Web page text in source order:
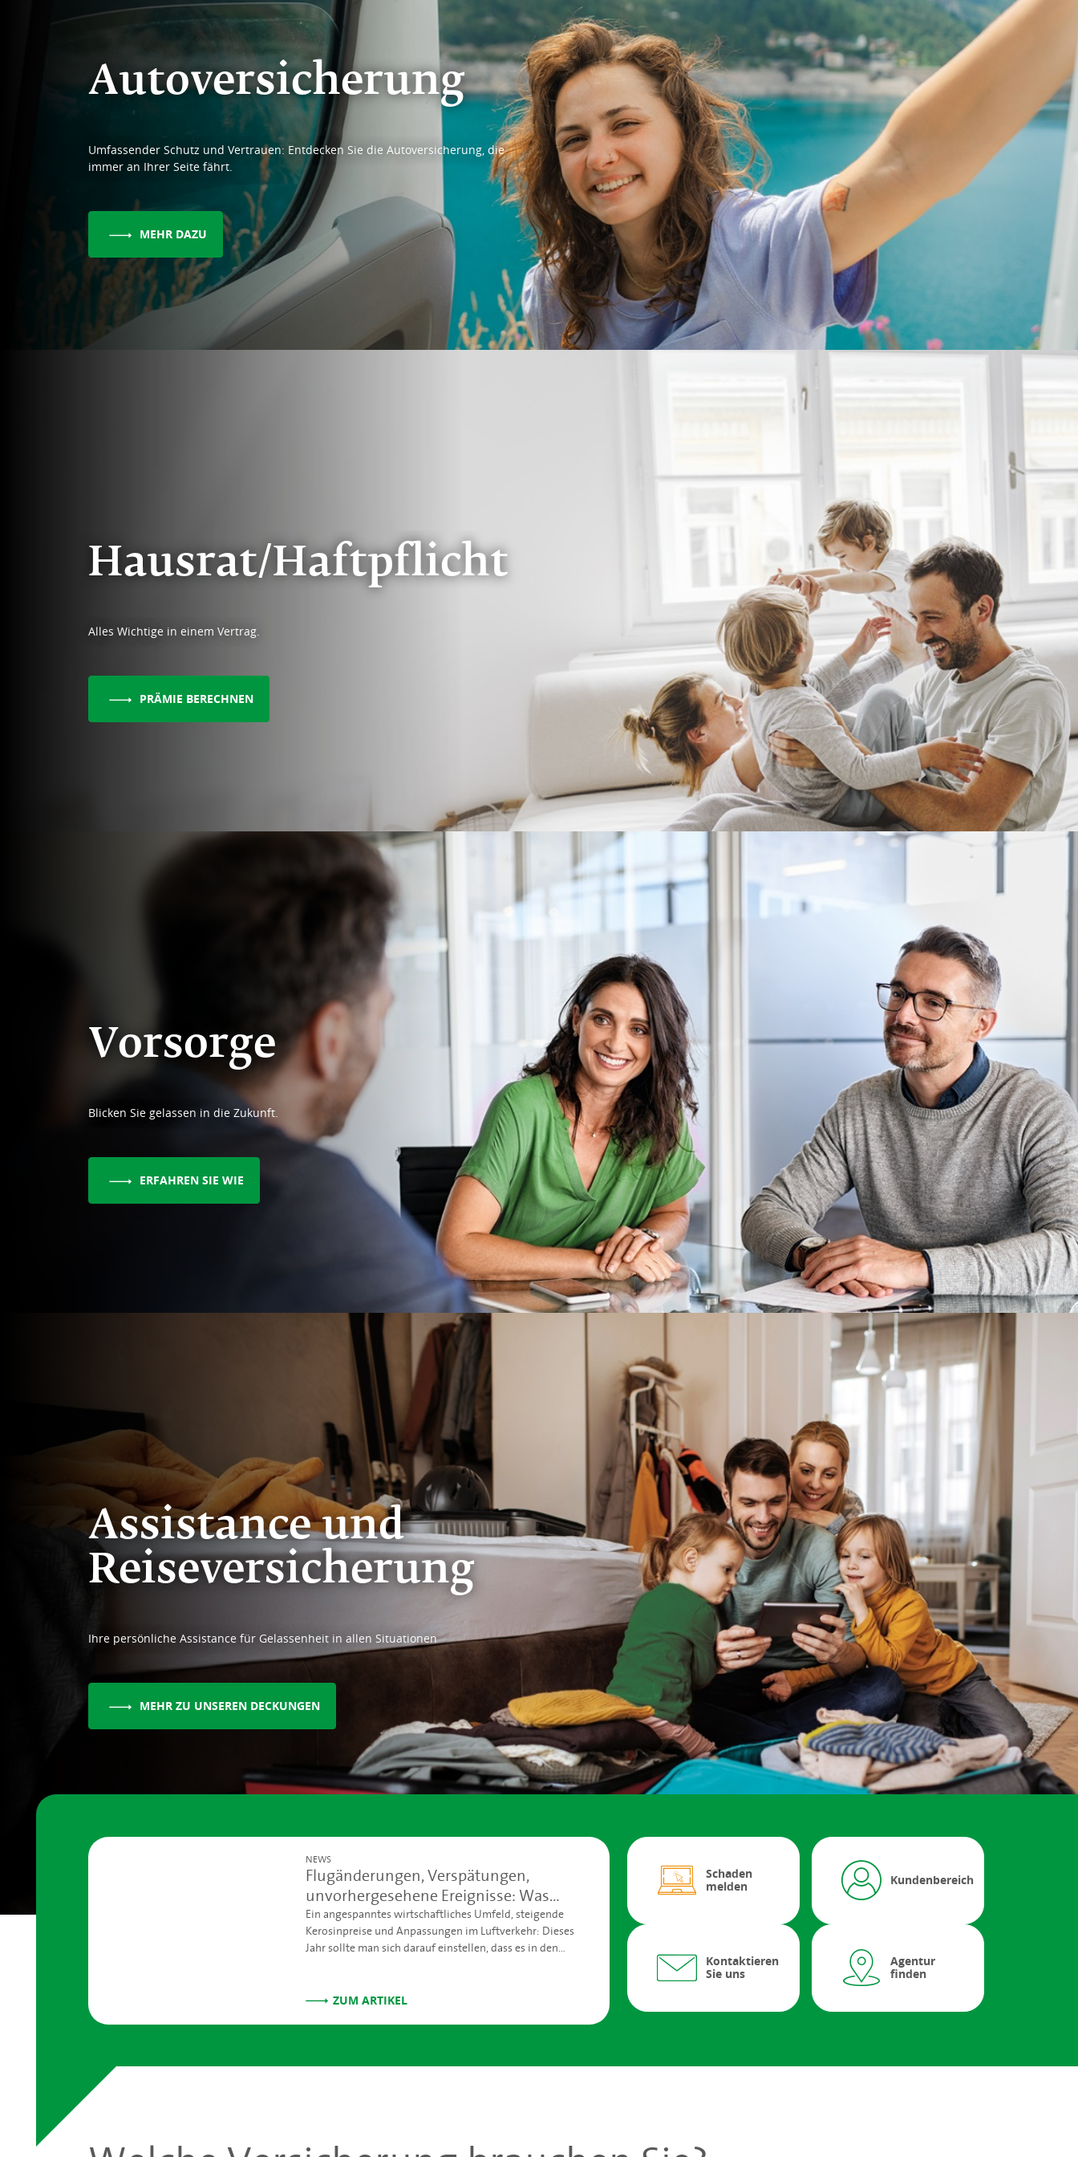
Autoversicherung
Umfassender Schutz und Vertrauen: Entdecken Sie die Autoversicherung, die
immer an Ihrer Seite fährt.
MEHR DAZU
Hausrat/Haftpflicht
Alles Wichtige in einem Vertrag.
PRÄMIE BERECHNEN
Vorsorge
Blicken Sie gelassen in die Zukunft.
ERFAHREN SIE WIE
Assistance und
Reiseversicherung
Ihre persönliche Assistance für Gelassenheit in allen Situationen
MEHR ZU UNSEREN DECKUNGEN
NEWS
Flugänderungen, Verspätungen,
unvorhergesehene Ereignisse: Was
erwartet uns im Sommer?
Ein angespanntes wirtschaftliches Umfeld, steigende
Kerosinpreise und Anpassungen im Luftverkehr: Dieses
Jahr sollte man sich darauf einstellen, dass es in den
über die Folgen im Klaren sein und sich absichern.
ZUM ARTIKEL
Schaden
melden
Kundenbereich
Kontaktieren
Sie uns
Agentur
finden